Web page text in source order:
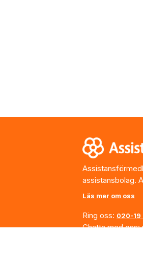
assistansbolag.
Läs mer om oss
Ring oss: 020-19
Chatta med oss: